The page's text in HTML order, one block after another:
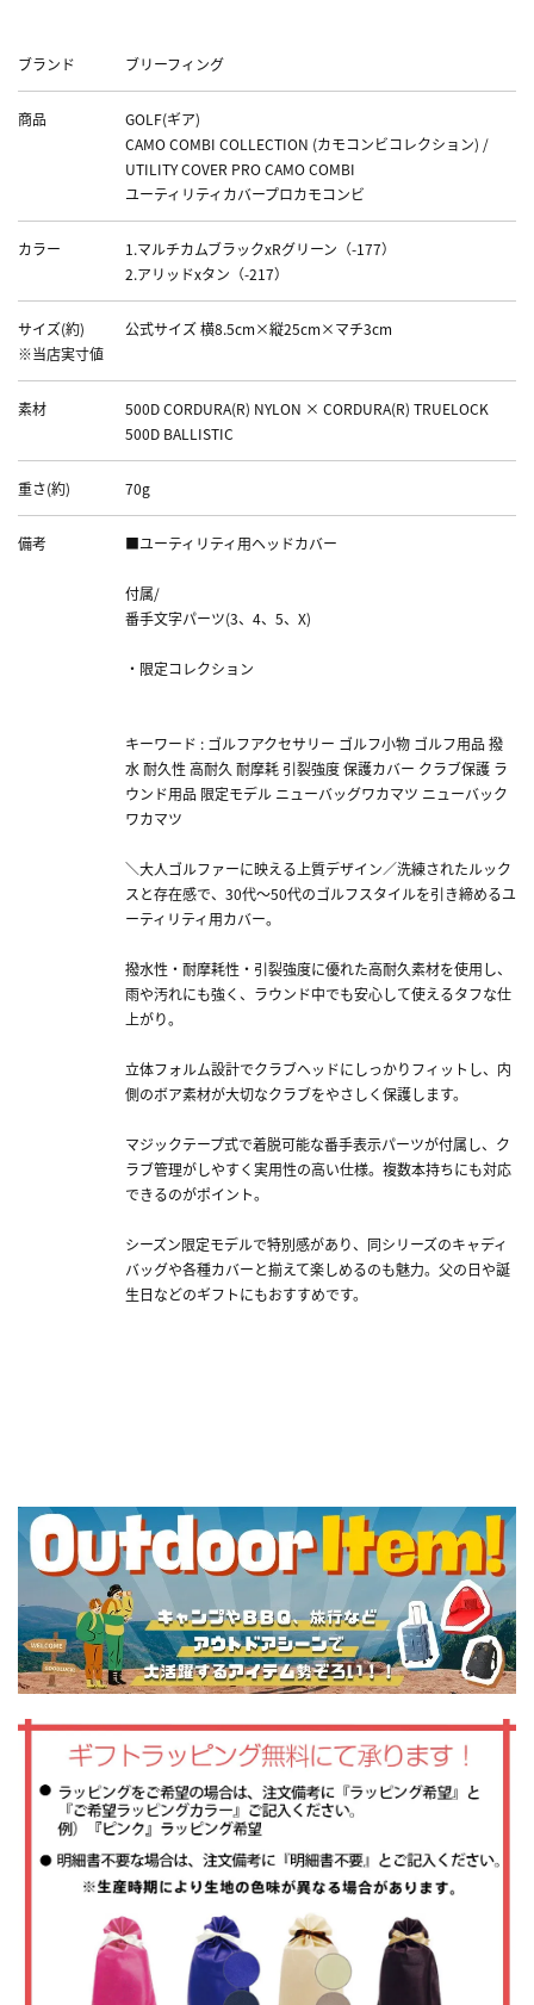
ブランド
ブリーフィング
商品
GOLF(ギア)
CAMO COMBI COLLECTION (カモコンビコレクション) /
UTILITY COVER PRO CAMO COMBI
ユーティリティカバープロカモコンビ
カラー
1.マルチカムブラックxRグリーン（-177）
2.アリッドxタン（-217）
サイズ(約)
※当店実寸値
公式サイズ 横8.5cm×縦25cm×マチ3cm
素材
500D CORDURA(R) NYLON × CORDURA(R) TRUELOCK
500D BALLISTIC
重さ(約) 70g
備考 ■ユーティリティ用ヘッドカバー
付属/
番手文字パーツ(3、4、5、X)
・限定コレクション
キーワード : ゴルフアクセサリー ゴルフ小物 ゴルフ用品 撥
水 耐久性 高耐久 耐摩耗 引裂強度 保護カバー クラブ保護 ラ
ウンド用品 限定モデル ニューバッグワカマツ ニューバック
ワカマツ
＼大人ゴルファーに映える上質デザイン／洗練されたルック
スと存在感で、30代～50代のゴルフスタイルを引き締めるユ
ーティリティ用カバー。
撥水性・耐摩耗性・引裂強度に優れた高耐久素材を使用し、
雨や汚れにも強く、ラウンド中でも安心して使えるタフな仕
上がり。
立体フォルム設計でクラブヘッドにしっかりフィットし、内
側のボア素材が大切なクラブをやさしく保護します。
マジックテープ式で着脱可能な番手表示パーツが付属し、ク
ラブ管理がしやすく実用性の高い仕様。複数本持ちにも対応
できるのがポイント。
シーズン限定モデルで特別感があり、同シリーズのキャディ
バッグや各種カバーと揃えて楽しめるのも魅力。父の日や誕
生日などのギフトにもおすすめです。